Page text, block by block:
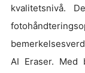
kvalitetsnivå.
AI Eraser.